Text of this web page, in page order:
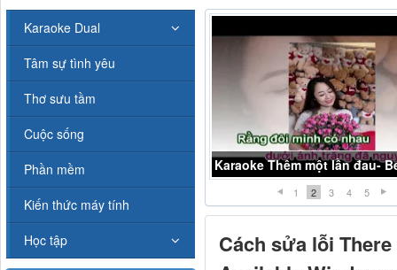
Karaoke chợt khóc- Beat Midi
1 2 3 4 5
Cách sửa lỗi
Karaoke Dual
Tâm sự tình yêu
Thơ sưu tầm
Cuộc sống
Phần mềm
Kiến thức máy tính
Học tập